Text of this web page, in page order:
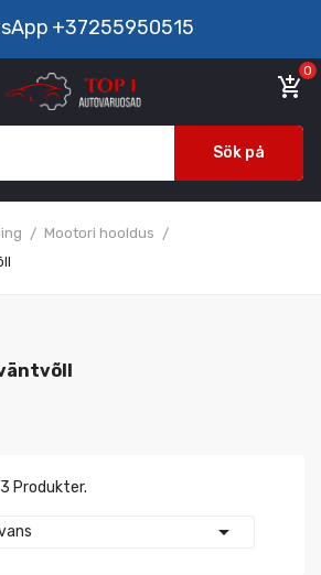
+37255950515
add_shopping_cart
0
Sök på
Mootori hooldus
Produkter.
